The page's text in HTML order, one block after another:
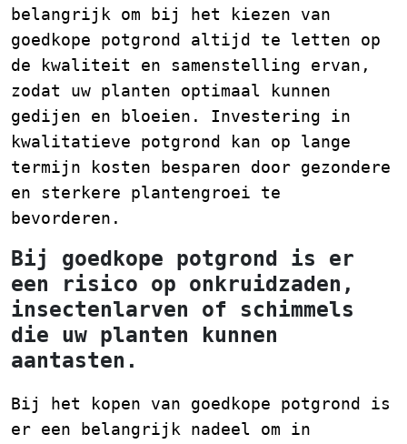
belangrijk om bij het kiezen van
goedkope potgrond altijd te letten op
de kwaliteit en samenstelling ervan,
zodat uw planten optimaal kunnen
gedijen en bloeien. Investering in
kwalitatieve potgrond kan op lange
termijn kosten besparen door gezondere
en sterkere plantengroei te
bevorderen.
Bij goedkope potgrond is er
een risico op onkruidzaden,
insectenlarven of schimmels
die uw planten kunnen
aantasten.
Bij het kopen van goedkope potgrond is
er een belangrijk nadeel om in